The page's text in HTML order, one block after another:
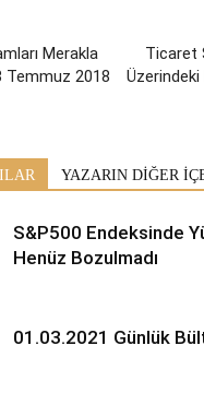
Merakla
Temmuz 2018
Ticaret
YAZARIN DİĞER
S&P500 Endeksinde
Henüz Bozulmadı
01.03.2021 Günlük